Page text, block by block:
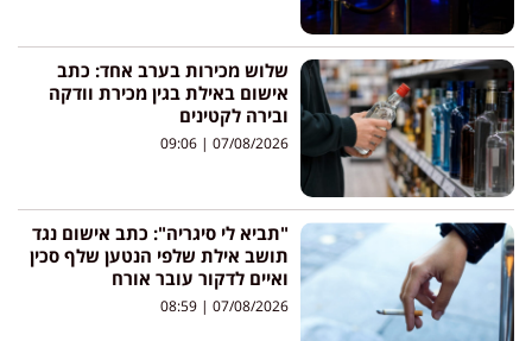
שלוש מכירות בערב אחד: כתב
אישום באילת בגין מכירת וודקה
ובירה לקטינים
07/08/2026
"תביא לי סיגריה": כתב אישום נגד
תושב אילת שלפי הנטען שלף סכין
ואיים לדקור עובר אורח
07/08/2026